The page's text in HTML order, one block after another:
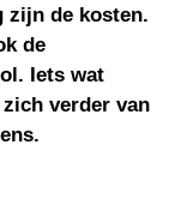
zijn de kosten.
de
Iets wat
verder van